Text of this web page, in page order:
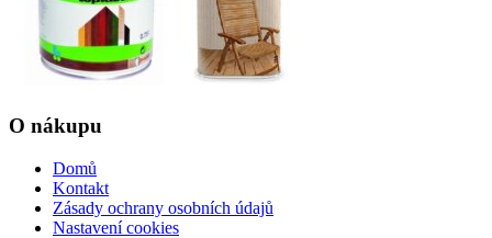
O nákupu
Domů
Kontakt
Zásady ochrany osobních údajů
Nastavení cookies